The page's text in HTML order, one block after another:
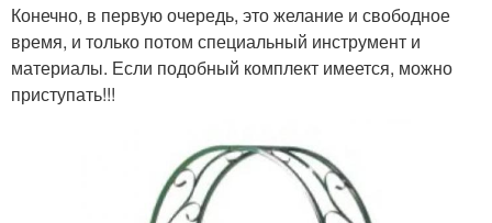
Конечно, в первую очередь, это желание и свободное
время, и только потом специальный инструмент и
материалы. Если подобный комплект имеется, можно
приступать!!!